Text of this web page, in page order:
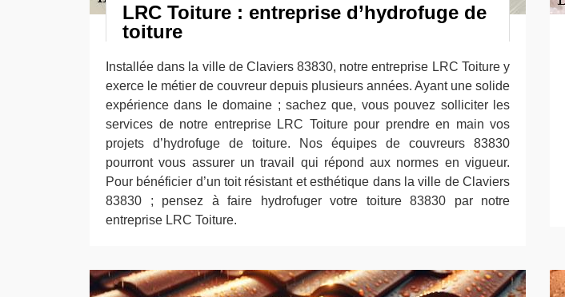
LRC Toiture : entreprise d’hydrofuge de
toiture
Installée dans la ville de Claviers 83830, notre entreprise LRC Toiture y
exerce le métier de couvreur depuis plusieurs années. Ayant une solide
expérience dans le domaine ; sachez que, vous pouvez solliciter les
services de notre entreprise LRC Toiture pour prendre en main vos
projets d’hydrofuge de toiture. Nos équipes de couvreurs 83830
pourront vous assurer un travail qui répond aux normes en vigueur.
Pour bénéficier d’un toit résistant et esthétique dans la ville de Claviers
83830 ; pensez à faire hydrofuger votre toiture 83830 par notre
entreprise LRC Toiture.